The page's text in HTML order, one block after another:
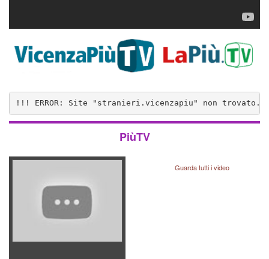
!!! ERROR: Site "stranieri.vicenzapiu" non trovato..
PiùTV
Guarda tutti i video